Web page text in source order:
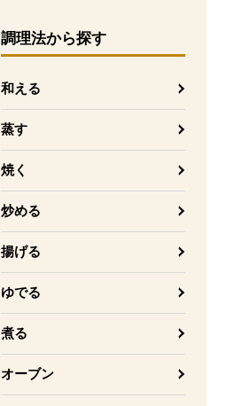
調理法から探す
和える
蒸す
焼く
炒める
揚げる
ゆでる
煮る
オーブン